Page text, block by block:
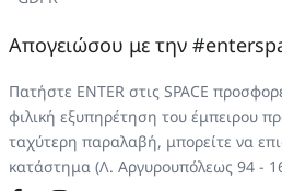
Απογειώσου με την
Πατήστε ENTER στις SPACE
φιλική εξυπηρέτηση του έμπειρου
ταχύτερη παραλαβή, μπορείτε να
κατάστημα (Λ. Αργυρουπόλεως 94 -